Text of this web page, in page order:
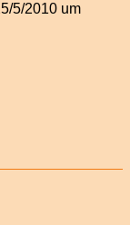
5/2010 um